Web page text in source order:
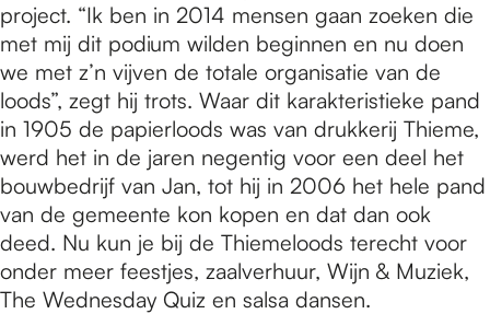
project. “Ik ben in 2014 mensen gaan zoeken die
met mij dit podium wilden beginnen en nu doen
we met z’n vijven de totale organisatie van de
loods”, zegt hij trots. Waar dit karakteristieke pand
in 1905 de papierloods was van drukkerij Thieme,
werd het in de jaren negentig voor een deel het
bouwbedrijf van Jan, tot hij in 2006 het hele pand
van de gemeente kon kopen en dat dan ook
deed. Nu kun je bij de Thiemeloods terecht voor
onder meer feestjes, zaalverhuur, Wijn & Muziek,
The Wednesday Quiz en salsa dansen.